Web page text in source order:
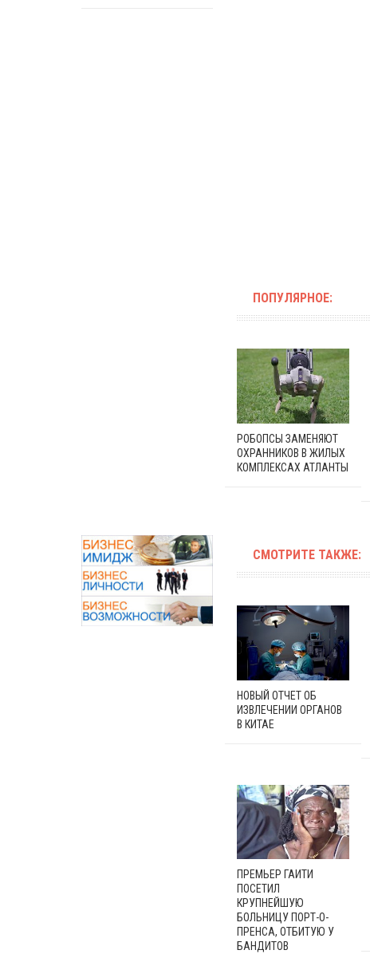
ПОПУЛЯРНОЕ:
РОБОПСЫ ЗАМЕНЯЮТ
ОХРАННИКОВ В ЖИЛЫХ
КОМПЛЕКСАХ АТЛАНТЫ
СМОТРИТЕ ТАКЖЕ:
НОВЫЙ ОТЧЕТ ОБ
ИЗВЛЕЧЕНИИ ОРГАНОВ
В КИТАЕ
ПРЕМЬЕР ГАИТИ
ПОСЕТИЛ
КРУПНЕЙШУЮ
БОЛЬНИЦУ ПОРТ-О-
ПРЕНСА, ОТБИТУЮ У
БАНДИТОВ